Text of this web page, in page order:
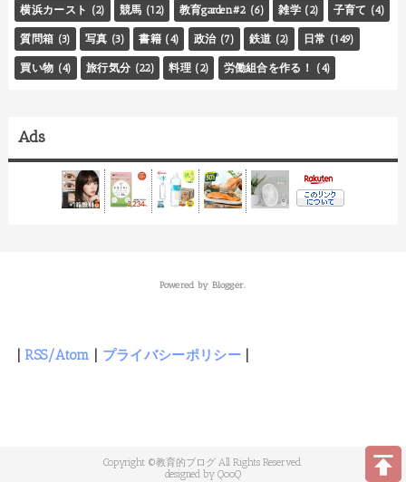
横浜カースト (2) 競馬 (12) 教育garden#2 (6) 雑学 (2) 子育て (4)
質問箱 (3) 写真 (3) 書籍 (4) 政治 (7) 鉄道 (2) 日常 (149)
買い物 (4) 旅行気分 (22) 料理 (2) 労働組合を作る！ (4)
Ads
Powered by Blogger.
RSS/Atom プライバシーポリシー|
教育的ブログ
QooQ